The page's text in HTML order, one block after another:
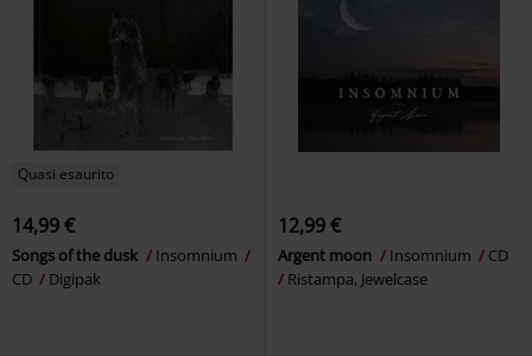
Quasi esaurito
14,99 €
Songs of the dusk
Insomnium
CD
Digipak
12,99 €
Argent moon Insomnium
CD
Ristampa, Jewelcase